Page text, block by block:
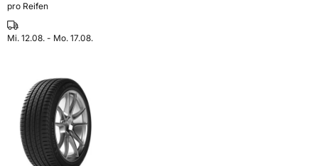
pro Reifen
Mi. 12.08. - Mo. 17.08.